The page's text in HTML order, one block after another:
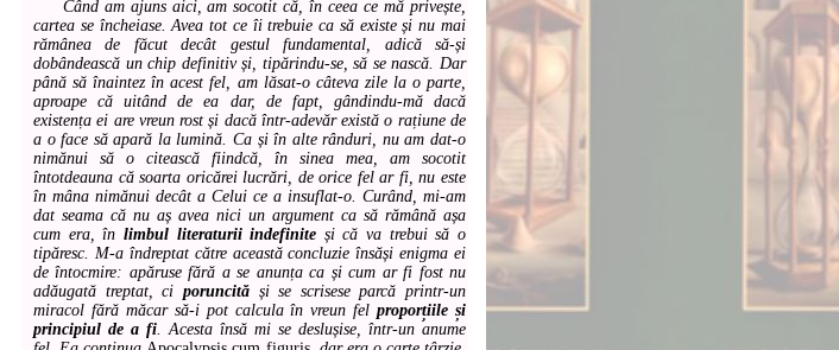
Când am ajuns aici, am socotit că, în ceea ce mă privește,
cartea se încheiase. Avea tot ce îi trebuie ca să existe și nu mai
rămânea de făcut decât gestul fundamental, adică să-și
dobândească un chip definitiv și, tipărindu-se, să se nască. Dar
până să înaintez în acest fel, am lăsat-o câteva zile la o parte,
aproape că uitând de ea dar, de fapt, gândindu-mă dacă
existența ei are vreun rost și dacă într-adevăr există o rațiune de
a o face să apară la lumină. Ca și în alte rânduri, nu am dat-o
nimănui să o citească fiindcă, în sinea mea, am socotit
întotdeauna că soarta oricărei lucrări, de orice fel ar fi, nu este
în mâna nimănui decât a Celui ce a insuflat-o. Curând, mi-am
dat seama că nu aș avea nici un argument ca să rămână așa
cum era, în limbul literaturii indefinite și că va trebui să o
tipăresc. M-a îndreptat către această concluzie însăși enigma ei
de întocmire: apăruse fără a se anunța ca și cum ar fi fost nu
adăugată treptat, ci poruncităși se scrisese parcă printr-un
miracol fără măcar să-i pot calcula în vreun felproporțiile și
principiul de a fi. Acesta însă mi se deslușise, într-un anume